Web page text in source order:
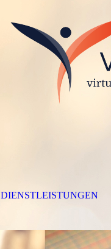
DIENSTLEISTUNGEN